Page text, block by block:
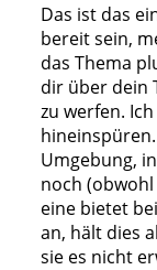
Das ist das
bereit sein,
das Thema
dir über dein
zu werfen.
Umgebung,
noch
eine bietet
an, hält dies
sie es nicht